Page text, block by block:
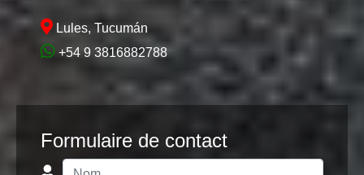
Lules, Tucumán
+54 9 3816882788
Formulaire de contact